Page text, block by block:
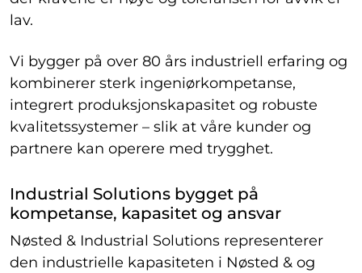
lav.
Vi bygger på over 80 års industriell erfaring og
kombinerer sterk ingeniørkompetanse,
integrert produksjonskapasitet og robuste
kvalitetssystemer – slik at våre kunder og
partnere kan operere med trygghet.
Industrial Solutions bygget på
kompetanse, kapasitet og ansvar
Nøsted & Industrial Solutions representerer
den industrielle kapasiteten i Nøsted & og